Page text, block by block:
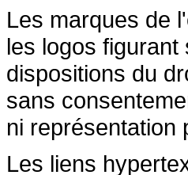
Les marques de
les logos
dispositions du
sans
ni représentation
Les liens